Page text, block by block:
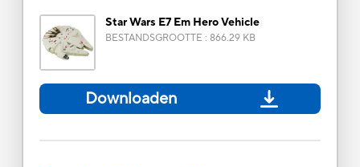
Star Wars E7 Em Hero Vehicle
BESTANDSGROOTTE : 866.29 KB
Downloaden